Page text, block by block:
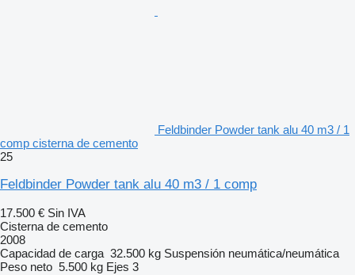
Feldbinder Powder tank alu 40 m3 / 1
comp cisterna de cemento
25
Feldbinder Powder tank alu 40 m3 / 1 comp
17.500 € Sin IVA
Cisterna de cemento
2008
Capacidad de carga 32.500 kg Suspensión neumática/neumática
Peso neto 5.500 kg Ejes 3